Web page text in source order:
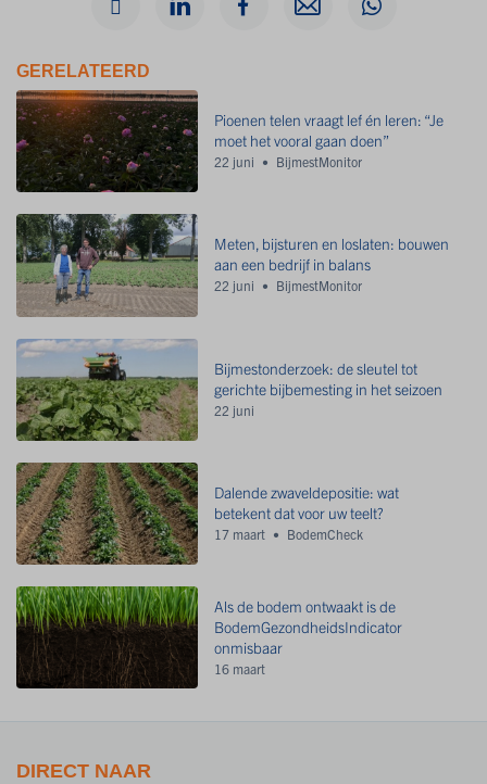
GERELATEERD
Pioenen telen vraagt lef én leren: “Je
moet het vooral gaan doen”
22 juni BijmestMonitor
Meten, bijsturen en loslaten: bouwen
aan een bedrijf in balans
22 juni BijmestMonitor
Bijmestonderzoek: de sleutel tot
gerichte bijbemesting in het seizoen
22 juni
Dalende zwaveldepositie: wat
betekent dat voor uw teelt?
17 maart BodemCheck
Als de bodem ontwaakt is de
BodemGezondheidsIndicator
onmisbaar
16 maart
DIRECT NAAR